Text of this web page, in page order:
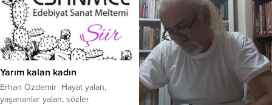
gönlümdeki vesvese Hep duyarlı
davrandım, kulak verdim her sese
Asla çark eden değil, çark edilen
ben oldum Bitmeyen...
Yarım kalan kadın
Erhan Özdemir Hayat yalan,
yaşananlar yalan, sözler